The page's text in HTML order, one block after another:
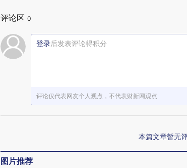
评论区 0
登录后发表评论得积分
评论仅代表网友个人观点，不代表财新网观点
本篇文章暂无
图片推荐